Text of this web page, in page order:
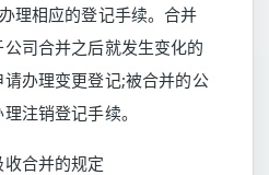
相应的登记手续。合并
司合并之后就发生变化的
办理变更登记;被合并的公
注销登记手续。
合并的规定